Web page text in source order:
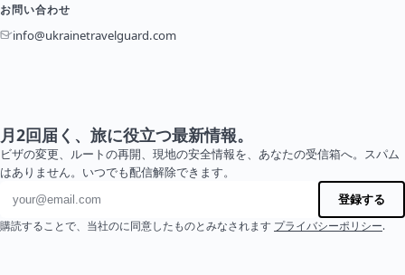
お問い合わせ
info@ukrainetravelguard.com
月2回届く、旅に役立つ最新情報。
ビザの変更、ルートの再開、現地の安全情報を、あなたの受信箱へ。スパム
はありません。いつでも配信解除できます。
メールアドレス
登録する
購読することで、当社のに同意したものとみなされます プライバシーポリシー.